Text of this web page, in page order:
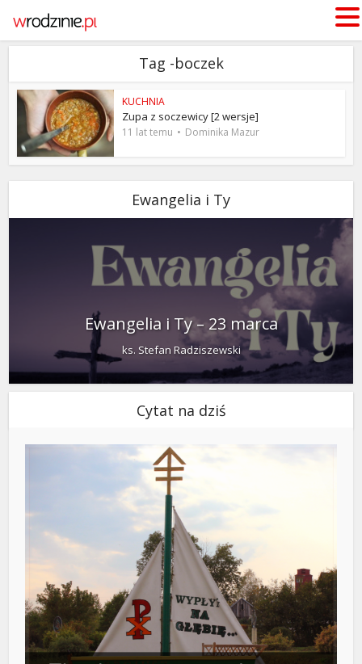
Tag -boczek
KUCHNIA
Zupa z soczewicy [2 wersje]
11 lat temu Dominika Mazur
Ewangelia i Ty
Ewangelia i Ty – 23 marca
ks. Stefan Radziszewski
Cytat na dziś